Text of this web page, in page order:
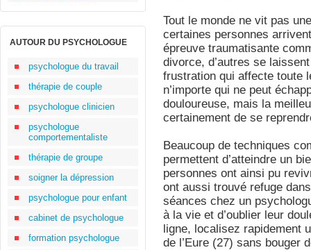
AUTOUR DU PSYCHOLOGUE
psychologue du travail
thérapie de couple
psychologue clinicien
psychologue
comportementaliste
thérapie de groupe
soigner la dépression
psychologue pour enfant
cabinet de psychologue
formation psychologue
Tout le monde ne vit pas
certaines personnes
épreuve traumatisante
divorce, d’autres se
frustration qui affecte toute
n’importe qui ne peut
douloureuse, mais la
certainement de se
Beaucoup de techniques
permettent d’atteindre un
personnes ont ainsi pu
ont aussi trouvé refuge
séances chez un
à la vie et d’oublier leur
ligne, localisez rapidement
de l’Eure (27) sans bouger